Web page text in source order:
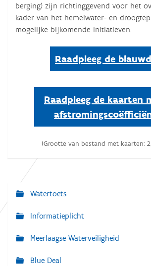
berging) zijn richtinggevend voor het
kader van het hemelwater- en
mogelijke bijkomende initiatieven.
Raadpleeg de
Raadpleeg de kaarten
(Grootte van bestand met kaarten:
N
a
i
g
Watertoets
Informatieplicht
Meerlaagse Waterveiligheid
Blue Deal